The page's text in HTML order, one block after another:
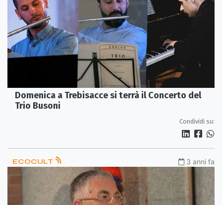
Domenica a Trebisacce si terrà il Concerto del
Trio Busoni
Condividi su:
ECOCULT 3 anni fa